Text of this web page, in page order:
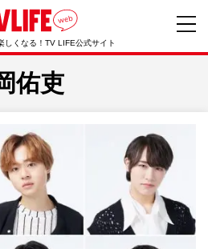
しくなる！TV LIFE公式サイト
佑吏